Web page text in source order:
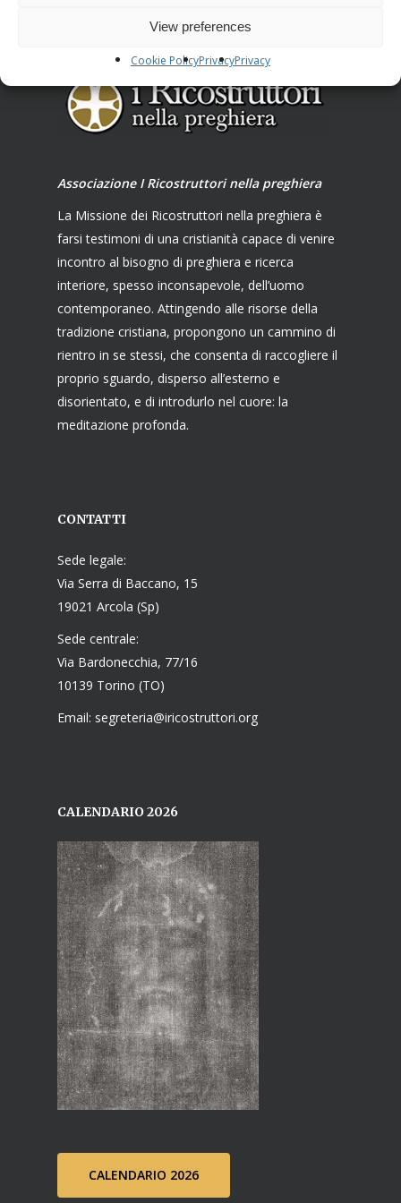
View preferences
Cookie PolicyPrivacyPrivacy
Associazione I Ricostruttori nella preghiera
La Missione dei Ricostruttori nella preghiera è
farsi testimoni di una cristianità capace di venire
incontro al bisogno di preghiera e ricerca
interiore, spesso inconsapevole, dell’uomo
contemporaneo. Attingendo alle risorse della
tradizione cristiana, propongono un cammino di
rientro in se stessi, che consenta di raccogliere il
proprio sguardo, disperso all’esterno e
disorientato, e di introdurlo nel cuore: la
meditazione profonda.
CONTATTI
Sede legale:
Via Serra di Baccano, 15
19021 Arcola (Sp)
Sede centrale:
Via Bardonecchia, 77/16
10139 Torino (TO)
Email: segreteria@iricostruttori.org
CALENDARIO 2026
CALENDARIO 2026